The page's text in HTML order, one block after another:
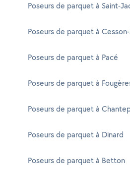
Poseurs de parquet à Saint-
Poseurs de parquet à
Poseurs de parquet à Pacé
Poseurs de parquet à
Poseurs de parquet à
Poseurs de parquet à Dinard
Poseurs de parquet à Betton